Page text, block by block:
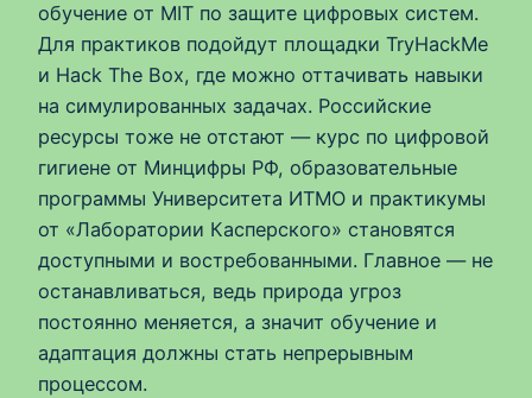
обучение от MIT по защите цифровых систем.
Для практиков подойдут площадки TryHackMe
и Hack The Box, где можно оттачивать навыки
на симулированных задачах. Российские
ресурсы тоже не отстают — курс по цифровой
гигиене от Минцифры РФ, образовательные
программы Университета ИТМО и практикумы
от «Лаборатории Касперского» становятся
доступными и востребованными. Главное — не
останавливаться, ведь природа угроз
постоянно меняется, а значит обучение и
адаптация должны стать непрерывным
процессом.